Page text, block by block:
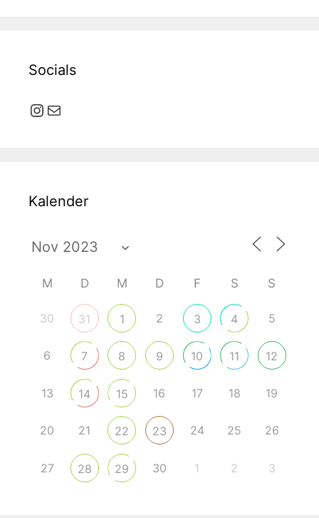
Socials
Instagram
E-Mail
Kalender
M D M D F S S
30 31 1 2 3 4 5
6 7 8 9 10 11 12
13 14 15 16 17 18 19
20 21 22 23 24 25 26
27 28 29 30 1 2 3